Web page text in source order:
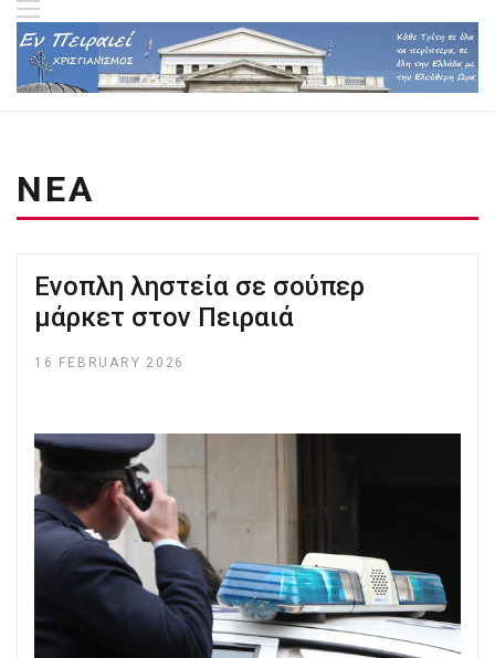
ΝΕΑ
Ενοπλη ληστεία σε σούπερ
μάρκετ στον Πειραιά
16 FEBRUARY 2026